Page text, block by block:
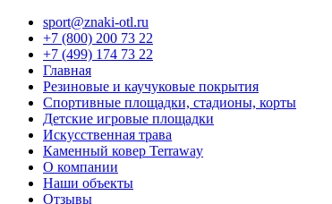
sport@znaki-otl.ru
+7 (800) 200 73 22
+7 (499) 174 73 22
Главная
Резиновые и каучуковые покрытия
Спортивные площадки, стадионы, корты
Детские игровые площадки
Искусственная трава
Каменный ковер Terraway
О компании
Наши объекты
Отзывы